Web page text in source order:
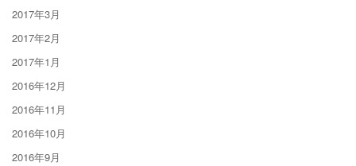
2017年3月
2017年2月
2017年1月
2016年12月
2016年11月
2016年10月
2016年9月